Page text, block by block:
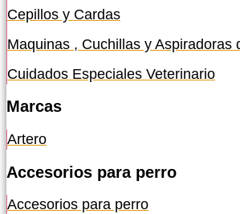
Cepillos y Cardas
Maquinas , Cuchillas y Aspiradoras
Cuidados Especiales Veterinario
Marcas
Artero
Accesorios para perro
Accesorios para perro